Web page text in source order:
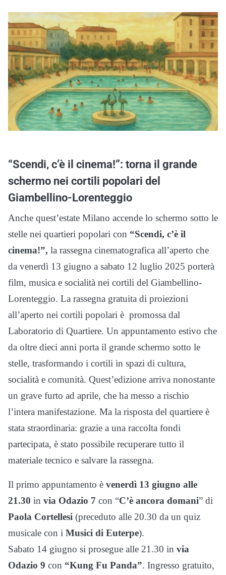
“Scendi, c’è il cinema!”: torna il grande
schermo nei cortili popolari del
Giambellino-Lorenteggio
Anche quest’estate Milano accende lo schermo sotto le
stelle nei quartieri popolari con “Scendi, c’è il
cinema!”, la rassegna cinematografica all’aperto che
da venerdì 13 giugno a sabato 12 luglio 2025 porterà
film, musica e socialità nei cortili del Giambellino-
Lorenteggio. La rassegna gratuita di proiezioni
all’aperto nei cortili popolari è promossa dal
Laboratorio di Quartiere. Un appuntamento estivo che
da oltre dieci anni porta il grande schermo sotto le
stelle, trasformando i cortili in spazi di cultura,
socialità e comunità. Quest’edizione arriva nonostante
un grave furto ad aprile, che ha messo a rischio
l’intera manifestazione. Ma la risposta del quartiere è
stata straordinaria: grazie a una raccolta fondi
partecipata, è stato possibile recuperare tutto il
materiale tecnico e salvare la rassegna.
Il primo appuntamento è venerdì 13 giugno alle
21.30 in via Odazio 7 con “C’è ancora domani” di
Paola Cortellesi (preceduto alle 20.30 da un quiz
musicale con i Musici di Euterpe).
Sabato 14 giugno si prosegue alle 21.30 in via
Odazio 9 con “Kung Fu Panda”. Ingresso gratuito,